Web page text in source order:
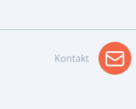
Kontakt